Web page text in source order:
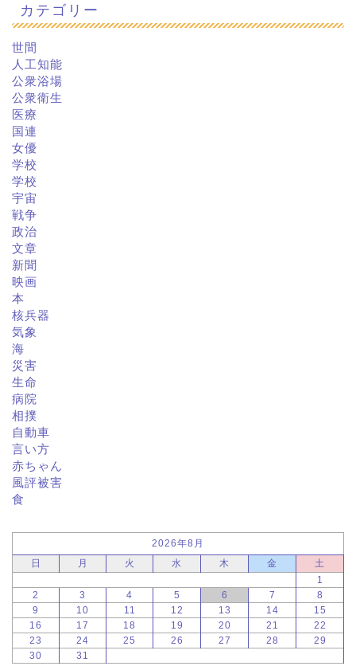
カテゴリー
世間
人工知能
公衆浴場
公衆衛生
医療
国連
女優
学校
学校
宇宙
戦争
政治
文章
新聞
映画
本
核兵器
気象
海
災害
生命
病院
相撲
自動車
言い方
赤ちゃん
風評被害
食
2026年8月
日
月 火 水 木 金
土
1
2
3 4 5 6 7
8
9
10 11 12 13 14
15
16
17 18 19 20 21
22
23
24 25 26 27 28
29
30
31